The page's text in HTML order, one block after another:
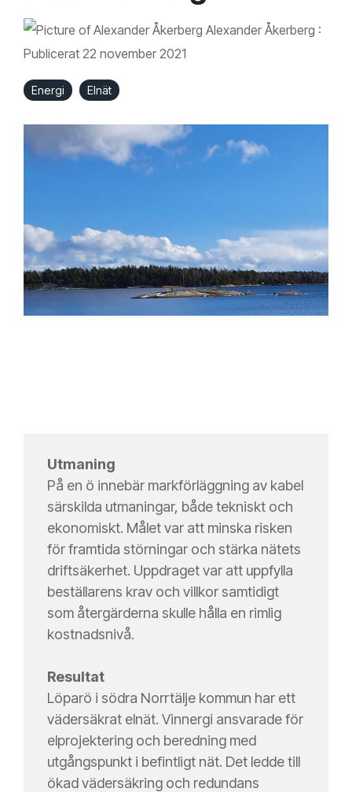
Alexander Åkerberg :
Publicerat 22 november 2021
Energi Elnät
Utmaning
På en ö innebär markförläggning av kabel
särskilda utmaningar, både tekniskt och
ekonomiskt. Målet var att minska risken
för framtida störningar och stärka nätets
driftsäkerhet. Uppdraget var att uppfylla
beställarens krav och villkor samtidigt
som återgärderna skulle hålla en rimlig
kostnadsnivå.
Resultat
Löparö i södra Norrtälje kommun har ett
vädersäkrat elnät. Vinnergi ansvarade för
elprojektering och beredning med
utgångspunkt i befintligt nät. Det ledde till
ökad vädersäkring och redundans